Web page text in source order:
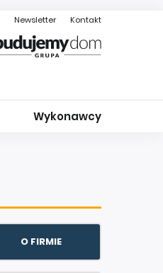
Newsletter Kontakt
Wykonawcy
O FIRMIE